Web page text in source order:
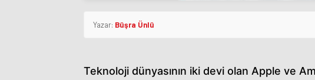
Yazar: Büşra Ünlü
Teknoloji dünyasının iki devi olan Apple ve